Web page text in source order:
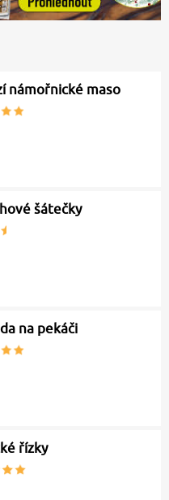
námořnické maso
šátečky
na pekáči
řízky